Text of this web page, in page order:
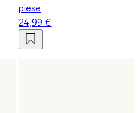
piese
24,99 €